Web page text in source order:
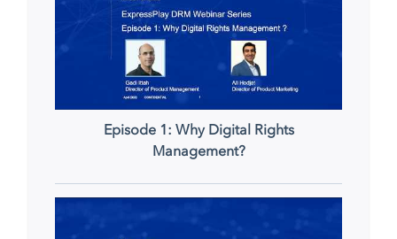
Episode 1: Why Digital Rights
Management?